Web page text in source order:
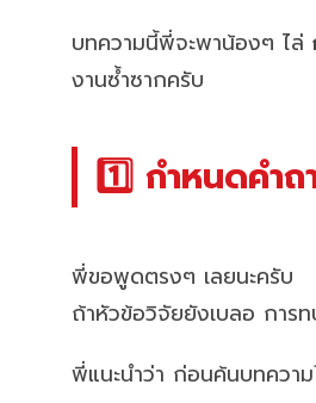
บทความนี้พี่จะพาน้องๆ ไล่
งานซ้ำซากครับ
1️⃣ กำหนดคำ
พี่ขอพูดตรงๆ เลยนะครับ
ถ้าหัวข้อวิจัยยังเบลอ การ
พี่แนะนำว่า ก่อนค้นบทความ